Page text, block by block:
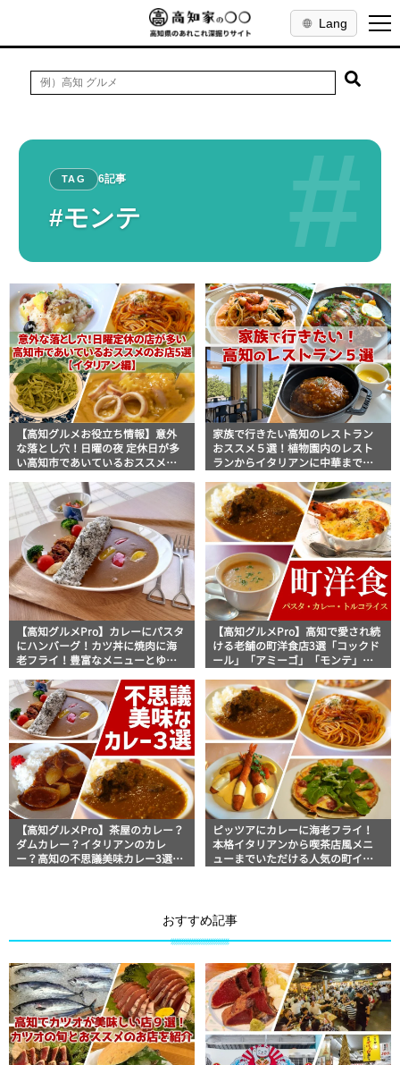
Lang
#
TAG 6記事
#モンテ
【高知グルメお役立ち情報】意外
な落とし穴！日曜の夜 定休日が多
い高知市であいているおススメの
家族で行きたい高知のレストラン
おススメ５選！植物園内のレスト
ランからイタリアンに中華まで楽
【高知グルメPro】カレーにパスタ
にハンバーグ！カツ丼に焼肉に海
老フライ！豊富なメニューとゆっ
スメのお店5選！フードジャーナリ
スト・マッキー牧元の高知満腹日
記セレクション
【高知グルメPro】高知で愛され続
ける老舗の町洋食店3選「コックド
ール」「アミーゴ」「モンテ」美
腹日記セレクション
【高知グルメPro】茶屋のカレー？
ダムカレー？イタリアンのカレ
ー？高知の不思議美味カレー3選
ピッツアにカレーに海老フライ！
本格イタリアンから喫茶店風メニ
ューまでいただける人気の町イタ
おすすめ記事